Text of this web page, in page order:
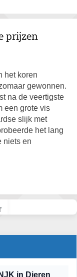
prijzen
het koren
gewonnen.
na de veertigste
een grote vis
slijk met
het lang
niets en
in Dieren